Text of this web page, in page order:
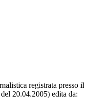
registrata presso il
20.04.2005) edita da: